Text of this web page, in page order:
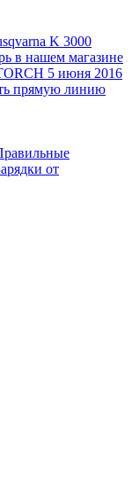
K 3000
в нашем магазине
5 июня 2016
прямую линию
от